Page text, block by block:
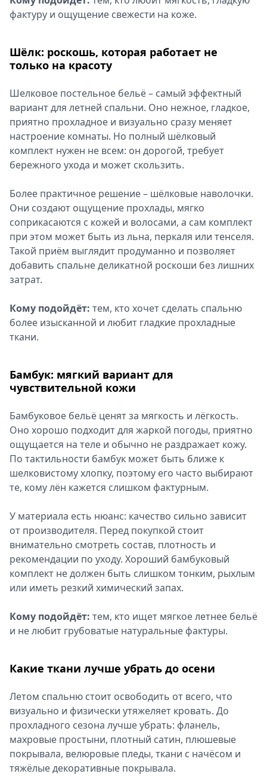
фактуру и ощущение свежести на коже.
Шёлк: роскошь, которая работает не
только на красоту
Шелковое постельное бельё – самый эффектный
вариант для летней спальни. Оно нежное, гладкое,
приятно прохладное и визуально сразу меняет
настроение комнаты. Но полный шёлковый
комплект нужен не всем: он дорогой, требует
бережного ухода и может скользить.
Более практичное решение – шёлковые наволочки.
Они создают ощущение прохлады, мягко
соприкасаются с кожей и волосами, а сам комплект
при этом может быть из льна, перкаля или тенселя.
Такой приём выглядит продуманно и позволяет
добавить спальне деликатной роскоши без лишних
затрат.
Кому подойдёт: тем, кто хочет сделать спальню
более изысканной и любит гладкие прохладные
ткани.
Бамбук: мягкий вариант для
чувствительной кожи
Бамбуковое бельё ценят за мягкость и лёгкость.
Оно хорошо подходит для жаркой погоды, приятно
ощущается на теле и обычно не раздражает кожу.
По тактильности бамбук может быть ближе к
шелковистому хлопку, поэтому его часто выбирают
те, кому лён кажется слишком фактурным.
У материала есть нюанс: качество сильно зависит
от производителя. Перед покупкой стоит
внимательно смотреть состав, плотность и
рекомендации по уходу. Хороший бамбуковый
комплект не должен быть слишком тонким, рыхлым
или иметь резкий химический запах.
Кому подойдёт: тем, кто ищет мягкое летнее бельё
и не любит грубоватые натуральные фактуры.
Какие ткани лучше убрать до осени
Летом спальню стоит освободить от всего, что
визуально и физически утяжеляет кровать. До
прохладного сезона лучше убрать: фланель,
махровые простыни, плотный сатин, плюшевые
покрывала, велюровые пледы, ткани с начёсом и
тяжёлые декоративные покрывала.